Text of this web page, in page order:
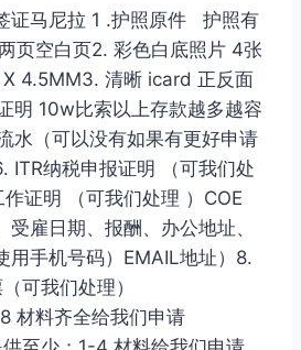
证马尼拉 1 .护照原件 护照有
页空白页2. 彩色白底照片 4张
4.5MM3. 清晰 icard 正反面
明 10w比索以上存款越多越容
水（可以没有如果有更好申请
ITR纳税申报证明 （可我们处
证明 （可我们处理 ）COE
雇日期、报酬、办公地址、
用手机号码）EMAIL地址）8.
可我们处理）
材料齐全给我们申请